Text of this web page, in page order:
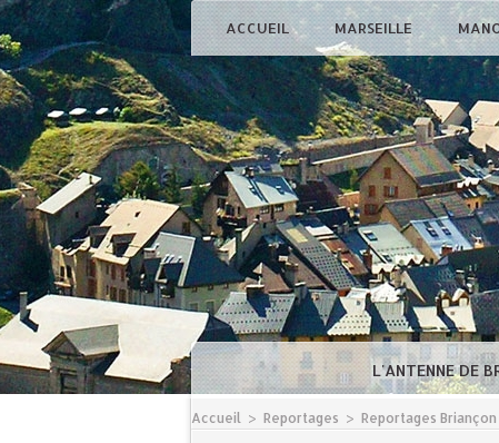
ACCUEIL MARSEILLE
L'ANTENNE DE
Accueil > Reportages > Reportages Briançon